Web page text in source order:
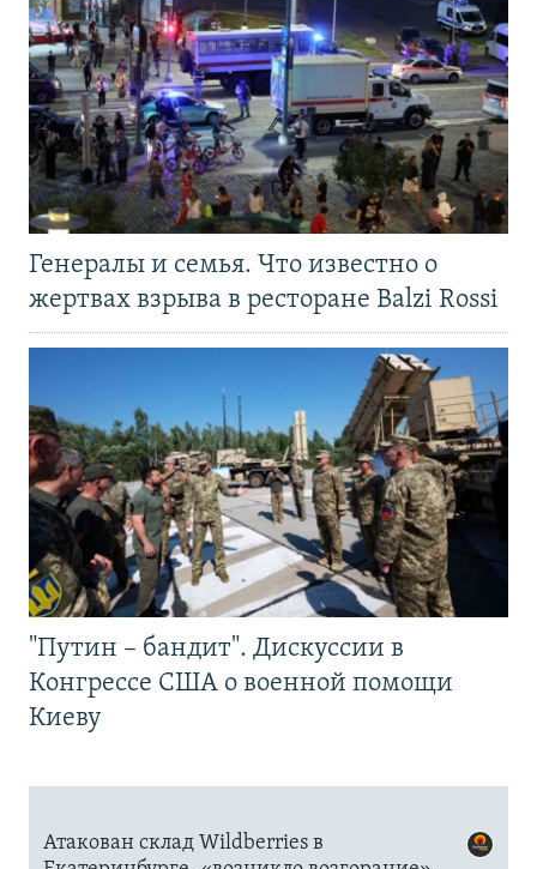
Генералы и семья. Что известно о
жертвах взрыва в ресторане Balzi Rossi
"Путин – бандит". Дискуссии в
Конгрессе США о военной помощи
Киеву